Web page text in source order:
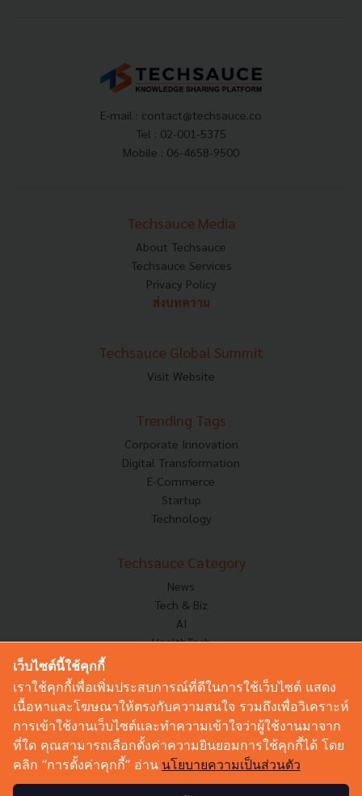
E-mail : contact@techsauce.co
Tel : 02-001-5375
Mobile : 06-4658-9500
Techsauce Media
About Techsauce
Techsauce Services
Privacy Policy
ส่งบทความ
Techsauce Global Summit
Visit Website
Trending Tags
Corporate Innovation
Digital Transformation
E-Commerce
Startup
Technology
Techsauce Category
News
Tech & Biz
AI
HealthTech
Corp Innov
Saucy Thoughts
Sustainable
Videos
Podcast
เว็บไซต์นี้ใช้คุกกี้
เราใช้คุกกี้เพื่อเพิ่มประสบการณ์ที่ดีในการใช้เว็บไซต์ แสดง
เนื้อหาและโฆษณาให้ตรงกับความสนใจ รวมถึงเพื่อวิเคราะห์
การเข้าใช้งานเว็บไซต์และทำความเข้าใจว่าผู้ใช้งานมาจาก
ที่ใด คุณสามารถเลือกตั้งค่าความยินยอมการใช้คุกกี้ได้ โดย
คลิก “การตั้งค่าคุกกี้” อ่าน นโยบายความเป็นส่วนตัว